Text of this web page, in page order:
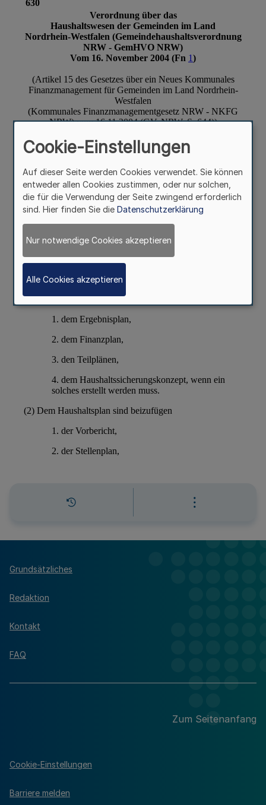
Grundsätzliches
Redaktion
Kontakt
FAQ
Zum Seitenanfang
Cookie-Einstellungen
Barriere melden
Cookie-Einstellungen
Auf dieser Seite werden Cookies verwendet. Sie können
entweder allen Cookies zustimmen, oder nur solchen,
die für die Verwendung der Seite zwingend erforderlich
sind. Hier finden Sie die Datenschutzerklärung
Nur notwendige Cookies akzeptieren
Alle Cookies akzeptieren